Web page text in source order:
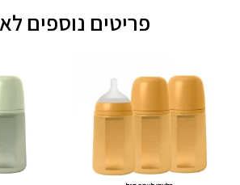
פריטים נוספים